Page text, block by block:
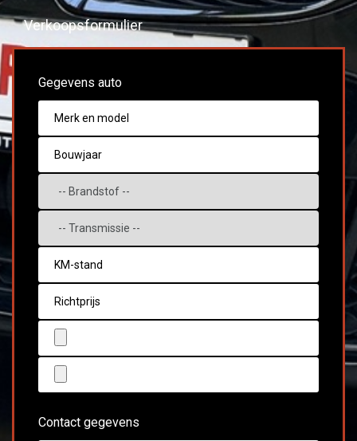
Verkoopsformulier
Gegevens auto
Contact gegevens